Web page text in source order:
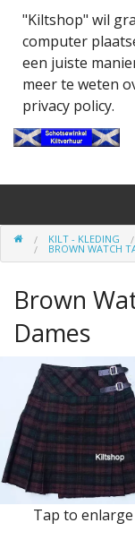
"Kiltshop" wil
computer
een juiste
meer te weten
privacy policy.
Accessoires
Eten en Drinken
Kilt - Kleding
Highland Titles
Verhuur
AFGEPRIJST -
KILT - KLEDING
BROWN WATCH
Brown
Dames
Tap to enlarge